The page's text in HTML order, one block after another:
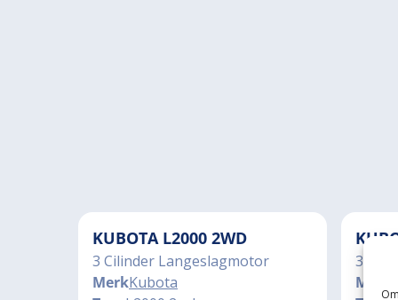
KUBOTA L2000 2WD
3 Cilinder Langeslagmotor
MerkKubota
3
Merk